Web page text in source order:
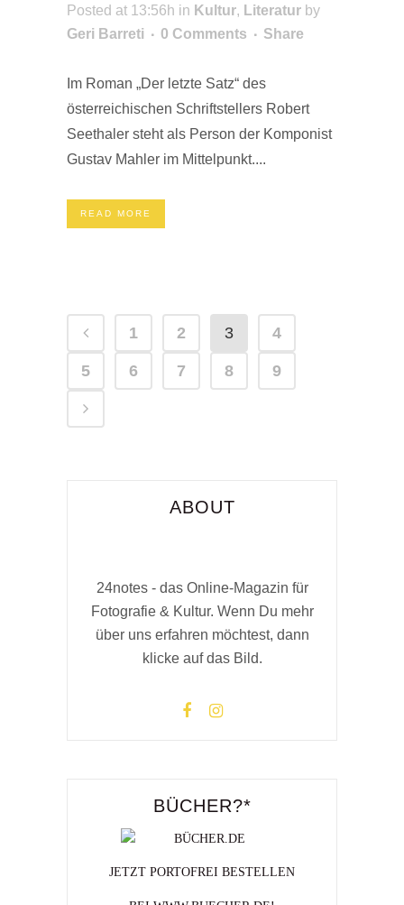
Posted at 13:56h in Kultur, Literatur by
Geri Barreti
0 Comments Share
Im Roman „Der letzte Satz“ des
österreichischen Schriftstellers Robert
Seethaler steht als Person der Komponist
Gustav Mahler im Mittelpunkt....
READ MORE
1 2 3 4
5 6 7 8 9
ABOUT
24notes - das Online-Magazin für
Fotografie & Kultur. Wenn Du mehr
über uns erfahren möchtest, dann
klicke auf das Bild.
BÜCHER?*
JETZT PORTOFREI BESTELLEN